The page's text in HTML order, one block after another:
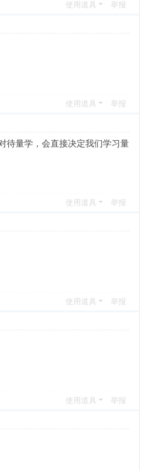
使用道具 举报
使用道具 举报
待量学，会直接决定我们学习量
使用道具 举报
使用道具 举报
使用道具 举报